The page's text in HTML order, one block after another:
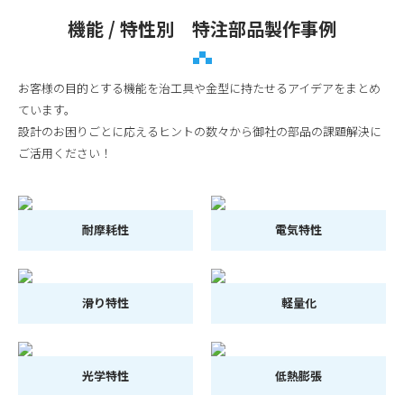
機能 / 特性別 特注部品製作事例
お客様の目的とする機能を治工具や金型に持たせるアイデアをまとめ
ています。
設計のお困りごとに応えるヒントの数々から御社の部品の課題解決に
ご活用ください！
耐摩耗性 電気特性
滑り特性 軽量化
光学特性 低熱膨張